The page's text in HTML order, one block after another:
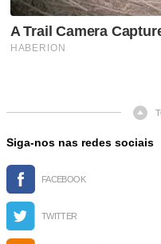
Siga-nos nas redes sociais
FACEBOOK
TWITTER